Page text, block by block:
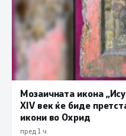
Мозаичната икона
XIV век ќе биде
икони во Охрид
пред 1 ч.